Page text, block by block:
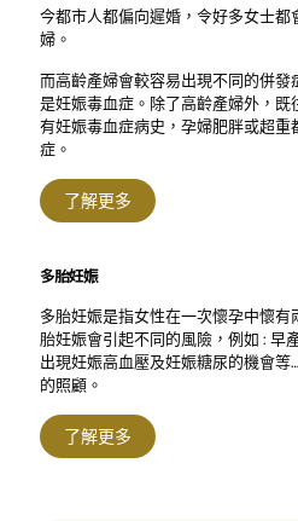
今都市人都偏向遲婚，令好多女士都
婦。
而高齡產婦會較容易出現不同的併發
是妊娠毒血症。除了高齡產婦外，既
有妊娠毒血症病史，孕婦肥胖或超重
症。
了解更多
多胎妊娠
多胎妊娠是指女性在一次懷孕中懷有
胎妊娠會引起不同的風險，例如 : 早
出現妊娠高血壓及妊娠糖尿的機會
的照顧。
了解更多